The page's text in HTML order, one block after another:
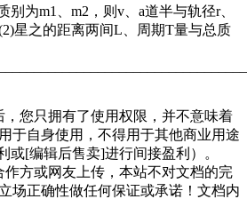
别为m1、m2，则v、a道半与轨径r、
星之的距离两间L、周期T量与总质
，您只拥有了使用权限，并不意味着
于自身使用，不得用于其他商业用途
或[编辑后售卖]进行间接盈利）。
作方或网友上传，本站不对文档的完
场正确性做任何保证或承诺！文档内